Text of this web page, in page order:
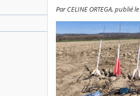
Par CELINE ORTEGA,